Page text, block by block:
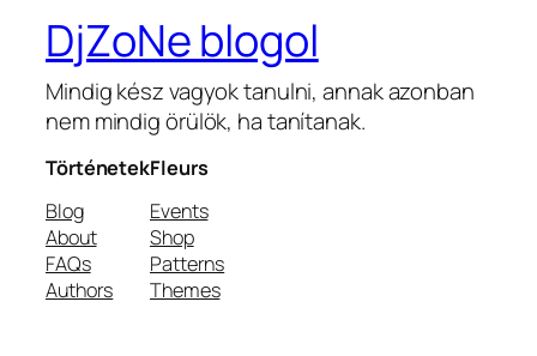
DjZoNe blogol
Mindig kész vagyok tanulni, annak azonban
nem mindig örülök, ha tanítanak.
Történetek
Blog
About
FAQs
Authors
Fleurs
Events
Shop
Patterns
Themes